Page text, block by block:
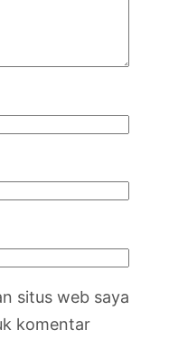
situs web saya
komentar